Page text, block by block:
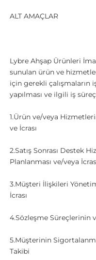
ALT AMAÇLAR
Lybre Ahşap Ürünleri
sunulan ürün ve
için gerekli çalışmaların
yapılması ve ilgili iş
1.Ürün ve/veya
ve İcrası
2.Satış Sonrası Destek
Planlanması ve/veya
3.Müşteri İlişkileri
İcrası
4.Sözleşme Süreçlerinin
5.Müşterinin
Takibi